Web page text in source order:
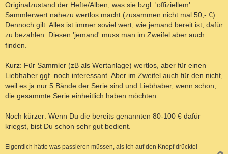
Originalzustand der Hefte/Alben, was sie bzgl. 'offiziellem'
Sammlerwert nahezu wertlos macht (zusammen nicht mal 50,- €).
Dennoch gilt: Alles ist immer soviel wert, wie jemand bereit ist, dafür
zu bezahlen. Diesen 'jemand' muss man im Zweifel aber auch
finden.
Kurz: Für Sammler (zB als Wertanlage) wertlos, aber für einen
Liebhaber ggf. noch interessant. Aber im Zweifel auch für den nicht,
weil es ja nur 5 Bände der Serie sind und Liebhaber, wenn schon,
die gesammte Serie einheitlich haben möchten.
Noch kürzer: Wenn Du die bereits genannten 80-100 € dafür
kriegst, bist Du schon sehr gut bedient.
Eigentlich hätte was passieren müssen, als ich auf den Knopf drückte!